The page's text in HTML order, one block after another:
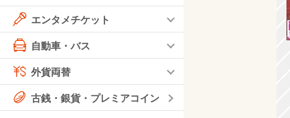
エンタメチケット
自動車・バス
外貨両替
古銭・銀貨・プレミアコイン